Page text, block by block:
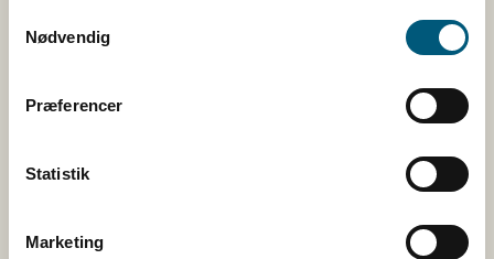
Nødvendig
Præferencer
Statistik
Marketing